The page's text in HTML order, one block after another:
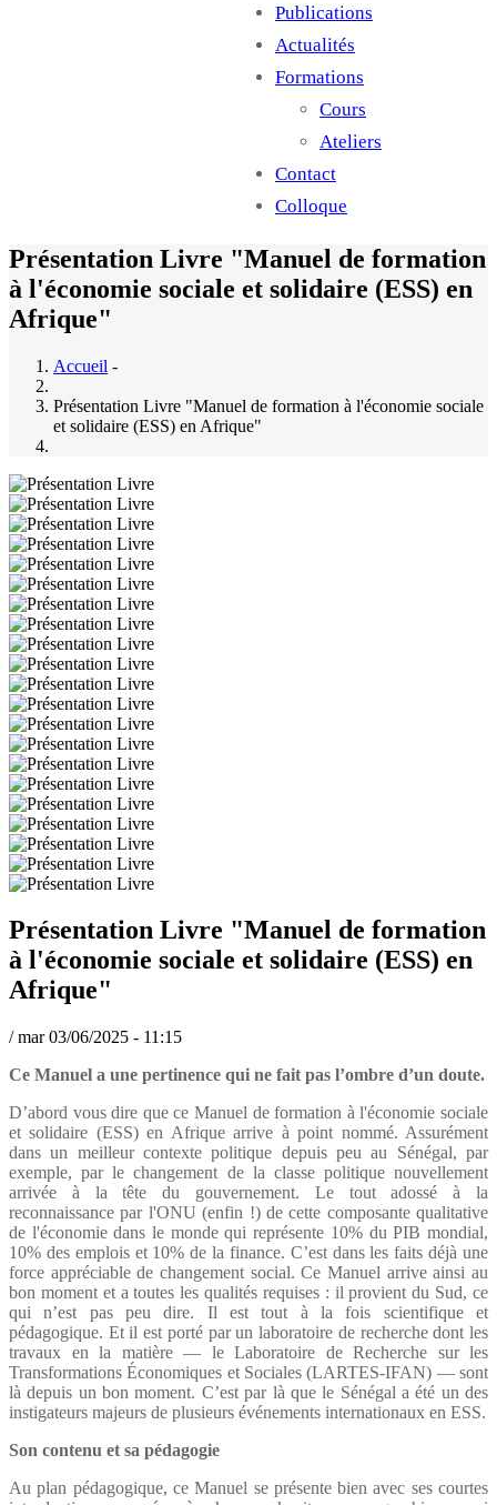
Publications
Actualités
Formations
Cours
Ateliers
Contact
Colloque
Présentation Livre "Manuel de formation
à l'économie sociale et solidaire (ESS) en
Afrique"
Accueil -
Présentation Livre "Manuel de formation à l'économie sociale
et solidaire (ESS) en Afrique"
Présentation Livre "Manuel de formation
à l'économie sociale et solidaire (ESS) en
Afrique"
/mar 03/06/2025 - 11:15
Ce Manuel a une pertinence qui ne fait pas l’ombre d’un doute.
D’abord vous dire que ce Manuel de formation à l'économie sociale
et solidaire (ESS) en Afrique arrive à point nommé. Assurément
dans un meilleur contexte politique depuis peu au Sénégal, par
exemple, par le changement de la classe politique nouvellement
arrivée à la tête du gouvernement. Le tout adossé à la
reconnaissance par l'ONU (enfin !) de cette composante qualitative
de l'économie dans le monde qui représente 10% du PIB mondial,
10% des emplois et 10% de la finance. C’est dans les faits déjà une
force appréciable de changement social. Ce Manuel arrive ainsi au
bon moment et a toutes les qualités requises : il provient du Sud, ce
qui n’est pas peu dire. Il est tout à la fois scientifique et
pédagogique. Et il est porté par un laboratoire de recherche dont les
travaux en la matière — le Laboratoire de Recherche sur les
Transformations Économiques et Sociales (LARTES-IFAN) — sont
là depuis un bon moment. C’est par là que le Sénégal a été un des
instigateurs majeurs de plusieurs événements internationaux en ESS.
Son contenu et sa pédagogie
Au plan pédagogique, ce Manuel se présente bien avec ses courtes